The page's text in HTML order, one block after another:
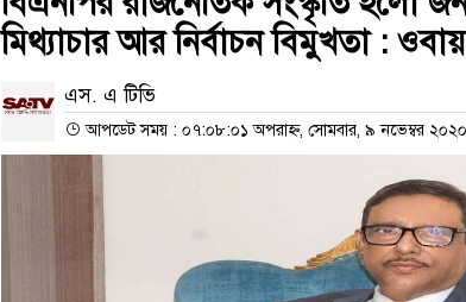
মিথ্যাচার আর নির্বাচন বিমুখতা :
এস. এ টিভি
আপডেট সময় : ০৭:০৮:০১ অপরাহ্ন, সোমবার, ৯ নভেম্বর ২০২০